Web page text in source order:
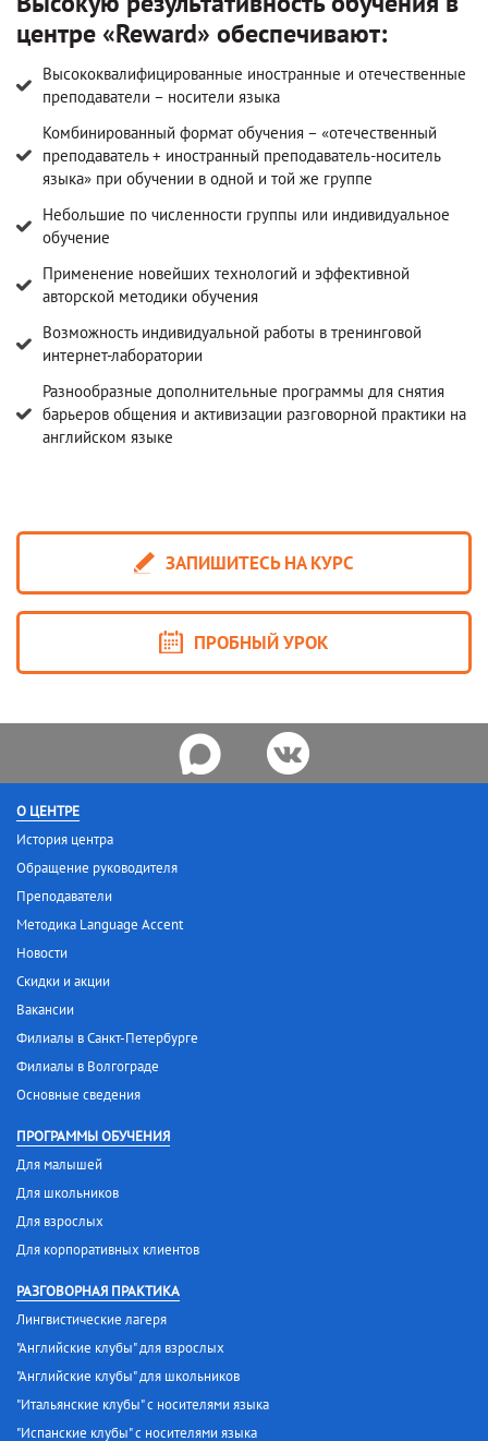
центре «Reward» обеспечивают:
Высококвалифицированные иностранные и отечественные
преподаватели – носители языка
Комбинированный формат обучения – «отечественный
преподаватель + иностранный преподаватель-носитель
языка» при обучении в одной и той же группе
Небольшие по численности группы или индивидуальное
обучение
Применение новейших технологий и эффективной
авторской методики обучения
Возможность индивидуальной работы в тренинговой
интернет-лаборатории
Разнообразные дополнительные программы для снятия
барьеров общения и активизации разговорной практики на
английском языке
ЗАПИШИТЕСЬ НА КУРС
ПРОБНЫЙ УРОК
О ЦЕНТРЕ
История центра
Обращение руководителя
Преподаватели
Методика Language Accent
Новости
Скидки и акции
Вакансии
Филиалы в Санкт-Петербурге
Филиалы в Волгограде
Основные сведения
ПРОГРАММЫ ОБУЧЕНИЯ
Для малышей
Для школьников
Для взрослых
Для корпоративных клиентов
РАЗГОВОРНАЯ ПРАКТИКА
Лингвистические лагеря
"Английские клубы" для взрослых
"Английские клубы" для школьников
"Итальянские клубы" с носителями языка
"Испанские клубы" с носителями языка